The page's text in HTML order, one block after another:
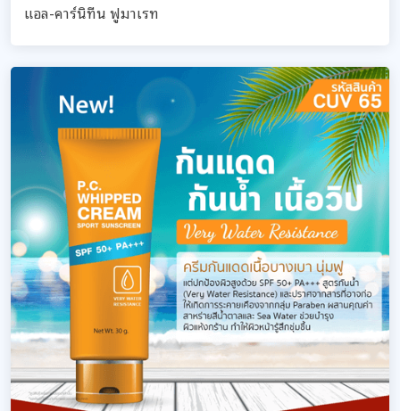
แอล-คาร์นิทีน ฟูมาเรท